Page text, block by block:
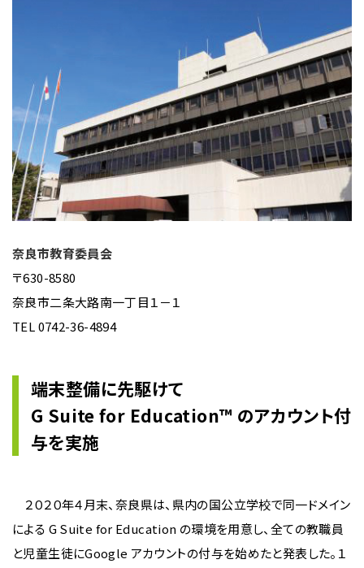
奈良市教育委員会
〒630-8580
奈良市二条大路南一丁目１－１
TEL 0742-36-4894
端末整備に先駆けて
G Suite for Education™️ のアカウント付
与を実施
２０２０年４月末、奈良県は、県内の国公立学校で同一ドメイン
による G Suite for Education の環境を用意し、全ての教職員
と児童生徒にGoogle アカウントの付与を始めたと発表した。１